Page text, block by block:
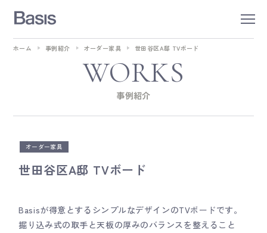
WORKS
事例紹介
ホーム 事例紹介 オーダー家具 世田谷区A邸 TVボード
オーダー家具
世田谷区A邸 TVボード
Basisが得意とするシンプルなデザインのTVボードです。
掘り込み式の取手と天板の厚みのバランスを整えること